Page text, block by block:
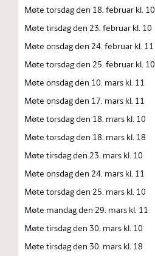
Møte torsdag den 18. februar kl. 10
Møte tirsdag den 23. februar kl. 10
Møte onsdag den 24. februar kl. 11
Møte torsdag den 25. februar kl. 10
Møte onsdag den 10. mars kl. 11
Møte onsdag den 17. mars kl. 11
Møte torsdag den 18. mars kl. 10
Møte torsdag den 18. mars kl. 18
Møte tirsdag den 23. mars kl. 10
Møte onsdag den 24. mars kl. 11
Møte torsdag den 25. mars kl. 10
Møte mandag den 29. mars kl. 11
Møte tirsdag den 30. mars kl. 10
Møte tirsdag den 30. mars kl. 18